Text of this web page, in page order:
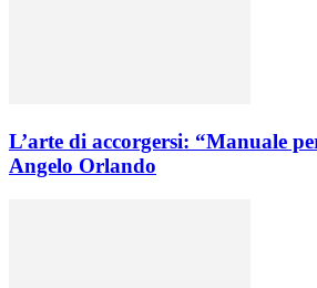
L’arte di accorgersi: “Manuale
Angelo Orlando